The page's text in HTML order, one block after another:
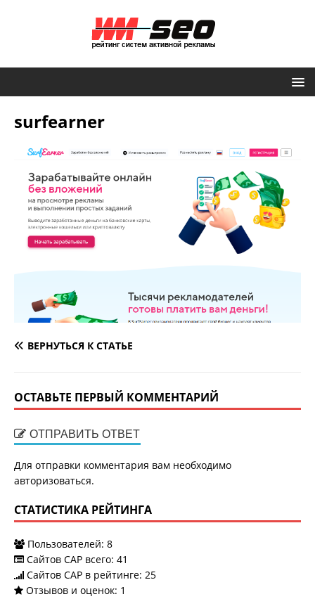
surfearner
ВЕРНУТЬСЯ К СТАТЬЕ
ОСТАВЬТЕ ПЕРВЫЙ КОММЕНТАРИЙ
ОТПРАВИТЬ ОТВЕТ
Для отправки комментария вам необходимо
авторизоваться.
СТАТИСТИКА РЕЙТИНГА
Пользователей: 8
Сайтов САР всего: 41
Сайтов САР в рейтинге: 25
Отзывов и оценок: 1